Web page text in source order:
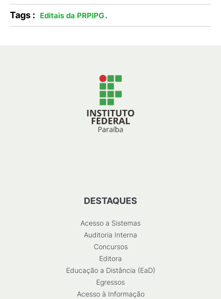
Tags : Editais da PRPIPG.
DESTAQUES
Acesso a Sistemas
Auditoria Interna
Concursos
Editora
Educação a Distância (EaD)
Egressos
Acesso à Informação